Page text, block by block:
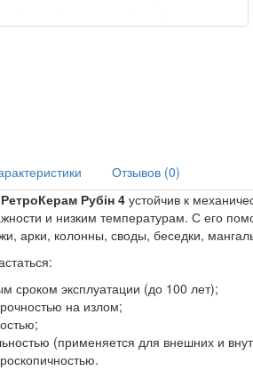
Отзывов (0)
Рубін 4 устойчив к
и низким температурам. С его
арки, колонны, своды, беседки,
сроком эксплуатации (до 100 лет);
на излом;
(применяется для внешних и